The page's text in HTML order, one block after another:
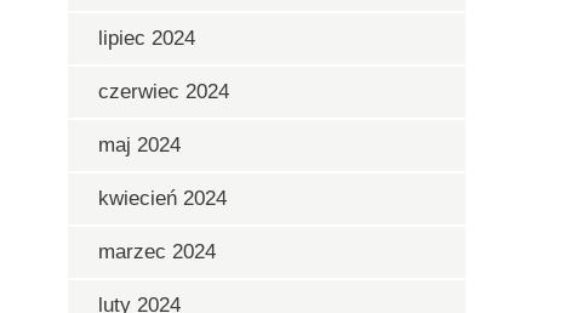
lipiec 2024
czerwiec 2024
maj 2024
kwiecień 2024
marzec 2024
luty 2024